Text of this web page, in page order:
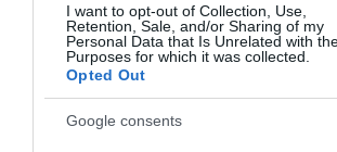
I want to opt-out of Collection, Use,
Retention, Sale, and/or Sharing of my
Personal Data that Is Unrelated with
Purposes for which it was collected.
Opted Out
Google consents
ΤΕΛΕΥΤΑΙΑ ΝΕΑ